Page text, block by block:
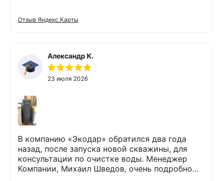
Отзыв Яндекс.Карты
Александр К.
23 июля 2026
В компанию «Экодар» обратился два года
назад, после запуска новой скважины, для
консультации по очистке воды. Менеджер
Компании, Михаил Шведов, очень подробно